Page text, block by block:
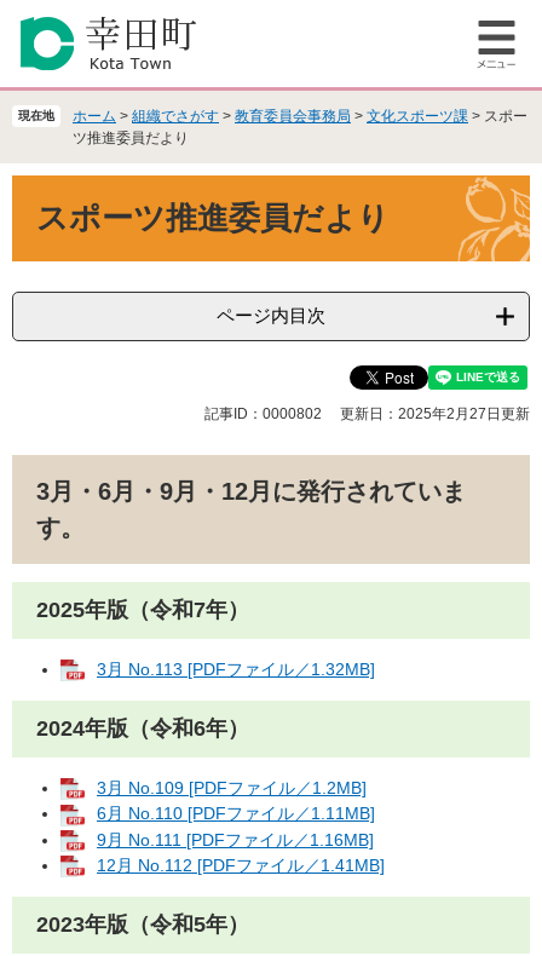
の
で
ー
ば
文
へ
メ
ー
現在地 ホーム > 組織でさがす > 教育委員会事務局 > 文化スポーツ課 > スポー
ツ推進委員だより
スポーツ推進委員だより
ページ内目次
記事ID：0000802 更新日：2025年2月27日更新
3月・6月・9月・12月に発行されていま
す。
2025年版（令和7年）
3月 No.113 [PDFファイル／1.32MB]
2024年版（令和6年）
3月 No.109 [PDFファイル／1.2MB]
6月 No.110 [PDFファイル／1.11MB]
9月 No.111 [PDFファイル／1.16MB]
12月 No.112 [PDFファイル／1.41MB]
2023年版（令和5年）